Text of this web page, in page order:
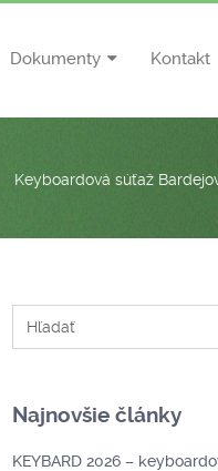
Dokumenty Kontakt
Keyboardová súťaž
Najnovšie články
KEYBARD 2026 –